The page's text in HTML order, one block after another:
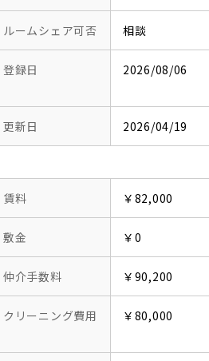
ルームシェア可否 相談
登録日 2026/08/06
更新日 2026/04/19
賃料 ￥82,000
敷金 ￥0
仲介手数料 ￥90,200
クリーニング費用 ￥80,000